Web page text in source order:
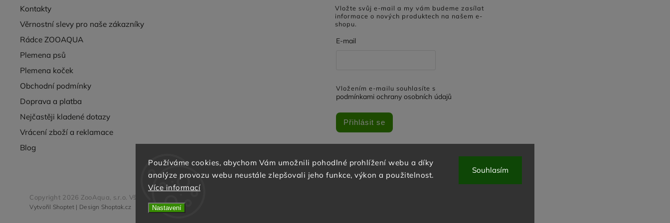
Používáme cookies, abychom Vám umožnili pohodlné prohlížení webu a díky
analýze provozu webu neustále zlepšovali jeho funkce, výkon a použitelnost.
Více informací
Nastavení
Souhlasím
Kontakty
Věrnostní slevy pro naše zákazníky
Rádce ZOOAQUA
Plemena psů
Plemena koček
Obchodní podmínky
Doprava a platba
Nejčastěji kladené dotazy
Vrácení zboží a reklamace
Blog
Vložte svůj e-mail a my vám budeme zasílat
informace o nových produktech na našem e-
shopu.
E-mail
Vložením e-mailu souhlasíte s
podmínkami ochrany osobních údajů
Přihlásit se
Copyright 2026 ZooAqua, s.r.o . Všechna práva vyhrazena.
Vytvořil Shoptet | Design Shoptak.cz